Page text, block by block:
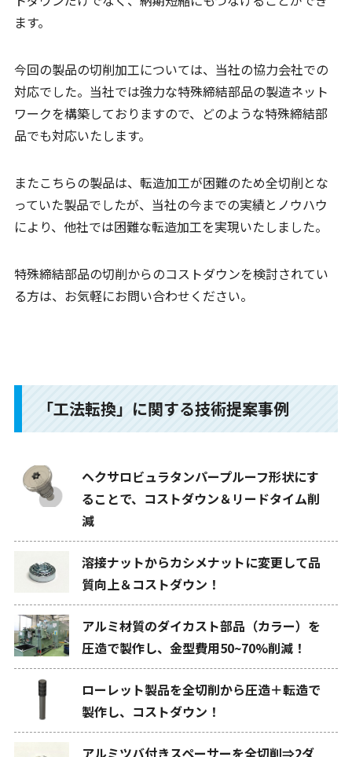
ます。
今回の製品の切削加工については、当社の協力会社での
対応でした。当社では強力な特殊締結部品の製造ネット
ワークを構築しておりますので、どのような特殊締結部
品でも対応いたします。
またこちらの製品は、転造加工が困難のため全切削とな
っていた製品でしたが、当社の今までの実績とノウハウ
により、他社では困難な転造加工を実現いたしました。
特殊締結部品の切削からのコストダウンを検討されてい
る方は、お気軽にお問い合わせください。
「工法転換」に関する技術提案事例
ヘクサロビュラタンパープルーフ形状にす
ることで、コストダウン＆リードタイム削
減
溶接ナットからカシメナットに変更して品
質向上＆コストダウン！
アルミ材質のダイカスト部品（カラー）を
圧造で製作し、金型費用50~70%削減！
ローレット製品を全切削から圧造＋転造で
製作し、コストダウン！
アルミツバ付きスペーサーを全切削⇒2ダ